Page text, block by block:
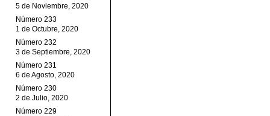
5 de Noviembre, 2020
Número 233
1 de Octubre, 2020
Número 232
3 de Septiembre, 2020
Número 231
6 de Agosto, 2020
Número 230
2 de Julio, 2020
Número 229